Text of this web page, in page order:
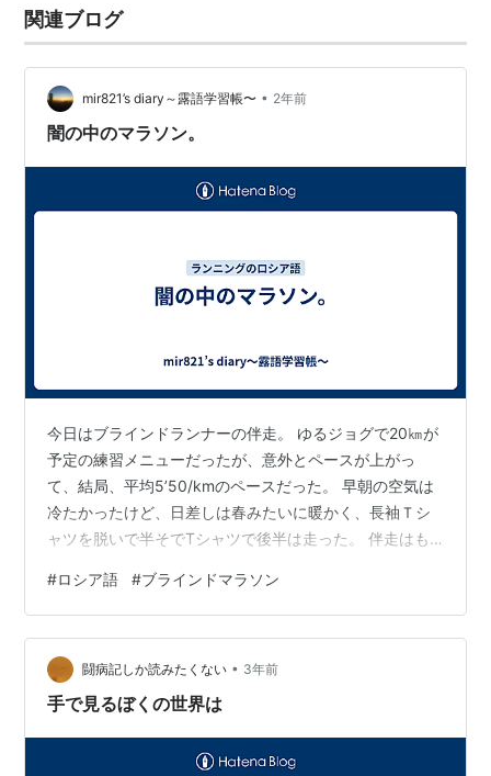
関連ブログ
mir821’s diary～露語学習帳〜 • 2年前
闇の中のマラソン。
今日はブラインドランナーの伴走。 ゆるジョグで20㎞が
予定の練習メニューだったが、意外とペースが上がっ
て、結局、平均5’50/kmのペースだった。 早朝の空気は
冷たかったけど、日差しは春みたいに暖かく、長袖Ｔシ
ャツを脱いで半そでTシャツで後半は走った。 伴走はも
回か経験したこともある。 というわけで、今日のランニ
ングのロシア語の題材もブラインドランナーについて。
検索すると、6年ぐらい前の動画だけど、伴走者を養成す
るプロジェクト「闇の中のマラソン」というチャンネル
をみつけた。 6年前から更新されていないから現在も活
#ロシア語 #ブラインドマラソン
闘病記しか読みたくない • 3年前
手で見るぼくの世界は